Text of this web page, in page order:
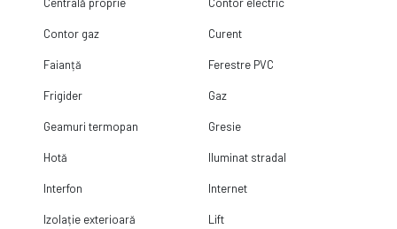
Centrală proprie Contor electric
Contor gaz Curent
Faianță Ferestre PVC
Frigider Gaz
Geamuri termopan Gresie
Hotă Iluminat stradal
Interfon Internet
Izolație exterioară Lift